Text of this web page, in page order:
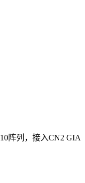
阵列，接入CN2 GIA